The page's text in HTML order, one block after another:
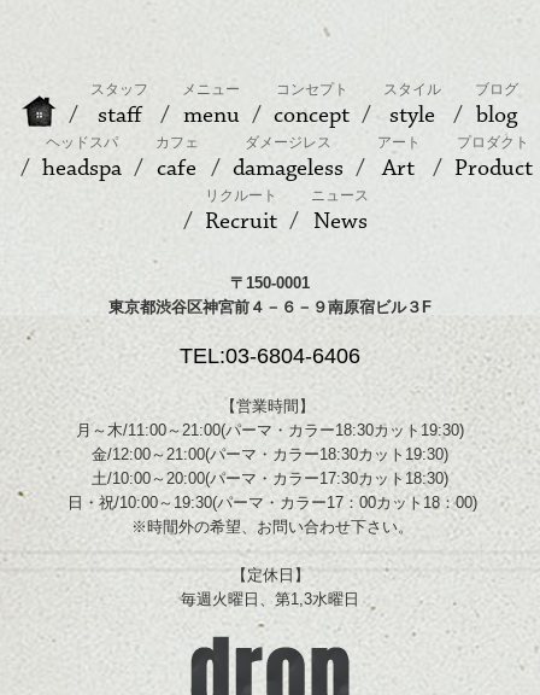
スタッフ
staff
メニュー
menu
コンセプト
concept
スタイル
style
ブログ
blog
ヘッドスパ
headspa
カフェ
cafe
ダメージレス
damageless
アート
Art
プロダクト
Product
リクルート
Recruit
ニュース
News
〒150-0001
東京都渋谷区神宮前４－６－９南原宿ビル３F
TEL:03-6804-6406
【営業時間】
月～木/11:00～21:00(パーマ・カラー18:30カット19:30)
金/12:00～21:00(パーマ・カラー18:30カット19:30)
土/10:00～20:00(パーマ・カラー17:30カット18:30)
日・祝/10:00～19:30(パーマ・カラー17：00カット18：00)
※時間外の希望、お問い合わせ下さい。
【定休日】
毎週火曜日、第1,3水曜日